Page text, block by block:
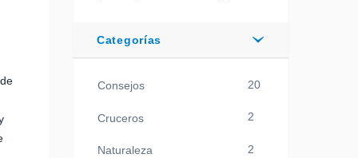
Categorías
Consejos 20
Cruceros 2
Naturaleza 2